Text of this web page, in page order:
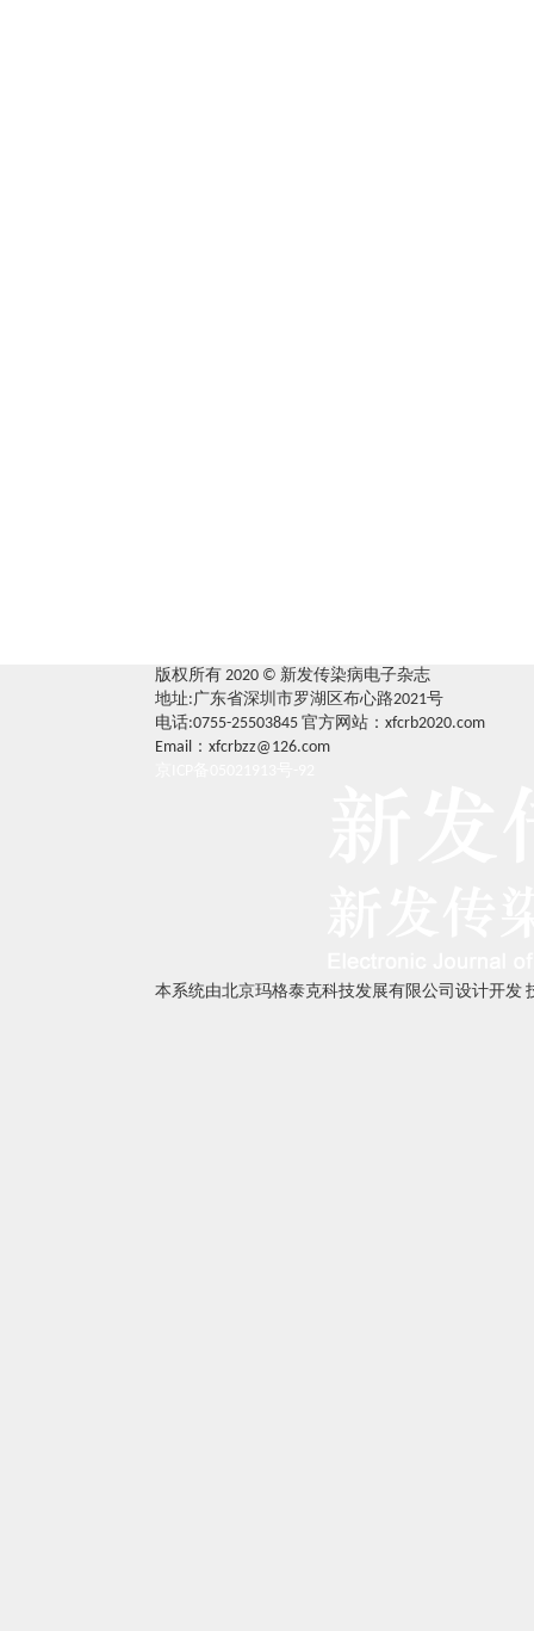
版权所有 2020 © 新发传染病电子杂志
地址:广东省深圳市罗湖区布心路2021号
电话:0755-25503845 官方网站：xfcrb2020.com
Email：xfcrbzz@126.com
本系统由北京玛格泰克科技发展有限公司设计开发